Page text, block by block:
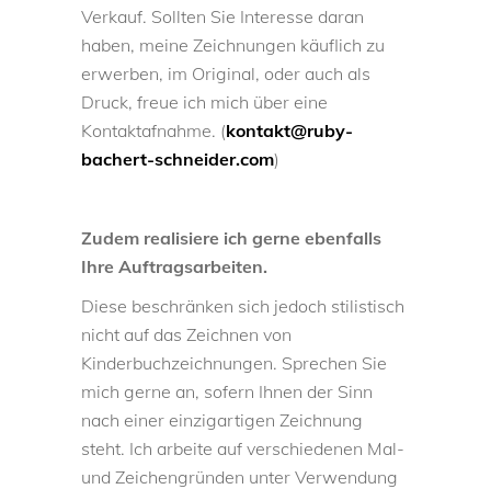
Verkauf. Sollten Sie Interesse daran
haben, meine Zeichnungen käuflich zu
erwerben, im Original, oder auch als
Druck, freue ich mich über eine
Kontaktafnahme. (kontakt@ruby-
bachert-schneider.com)
Zudem realisiere ich gerne ebenfalls
Ihre Auftragsarbeiten.
Diese beschränken sich jedoch stilistisch
nicht auf das Zeichnen von
Kinderbuchzeichnungen. Sprechen Sie
mich gerne an, sofern Ihnen der Sinn
nach einer einzigartigen Zeichnung
steht. Ich arbeite auf verschiedenen Mal-
und Zeichengründen unter Verwendung